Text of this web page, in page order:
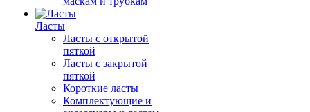
Ласты
Ласты с открытой
пяткой
Ласты с закрытой
пяткой
Короткие ласты
Комплектующие и